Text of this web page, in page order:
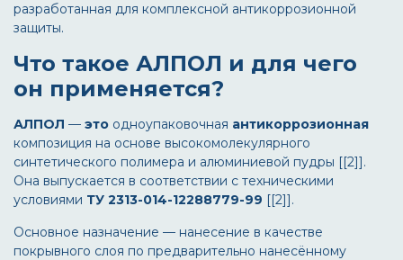
разработанная для комплексной антикоррозионной
защиты.
Что такое АЛПОЛ и для чего
он применяется?
АЛПОЛ — это одноупаковочная антикоррозионная
композиция на основе высокомолекулярного
синтетического полимера и алюминиевой пудры [[2]].
Она выпускается в соответствии с техническими
условиями ТУ 2313-014-12288779-99 [[2]].
Основное назначение — нанесение в качестве
покрывного слоя по предварительно нанесённому